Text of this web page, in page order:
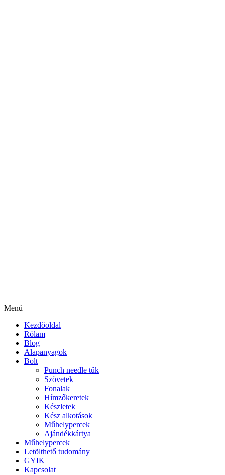
Menü
Kezdőoldal
Rólam
Blog
Alapanyagok
Bolt
Punch needle tűk
Szövetek
Fonalak
Hímzőkeretek
Készletek
Kész alkotások
Műhelypercek
Ajándékkártya
Műhelypercek
Letölthető tudomány
GYIK
Kapcsolat